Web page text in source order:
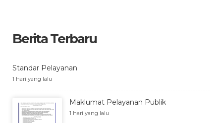
Berita Terbaru
Standar Pelayanan
1 hari yang lalu
Maklumat Pelayanan Publik
1 hari yang lalu